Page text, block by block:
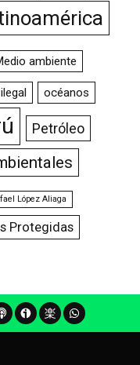
ambiente
océanos
Petróleo
López Aliaga
Protegidas